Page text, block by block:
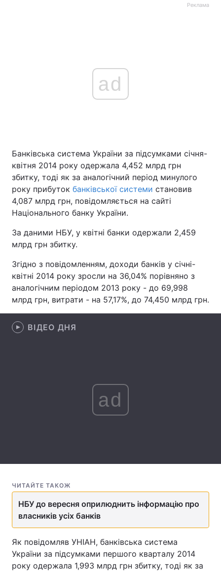
Головна Війна
Україна Політика
Спорт Наука
Техно і зв'язок Лайт
Регіони
Контакти
Послуги
Реклама
ad
Банківська система України за підсумками січня-
квітня 2014 року одержала 4,452 млрд грн
збитку, тоді як за аналогічний період минулого
року прибуток банківської системи становив
4,087 млрд грн, повідомляється на сайті
Національного банку України.
За даними НБУ, у квітні банки одержали 2,459
млрд грн збитку.
Згідно з повідомленням, доходи банків у січні-
квітні 2014 року зросли на 36,04% порівняно з
аналогічним періодом 2013 року - до 69,998
млрд грн, витрати - на 57,17%, до 74,450 млрд грн.
ВІДЕО ДНЯ
ad
ЧИТАЙТЕ ТАКОЖ
НБУ до вересня оприлюднить інформацію про
власників усіх банків
Як повідомляв УНІАН, банківська система
України за підсумками першого кварталу 2014
року одержала 1,993 млрд грн збитку, тоді як за